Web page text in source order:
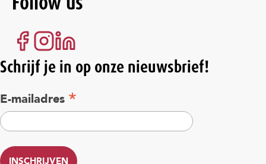
Schrijf je in op onze nieuwsbrief!
E-mailadres *